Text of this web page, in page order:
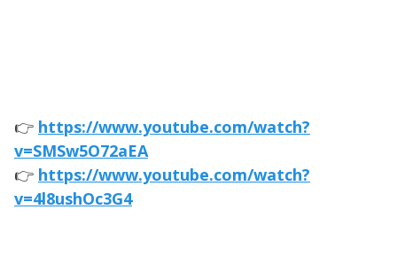
👉 https://www.youtube.com/watch?
v=SMSw5O72aEA
👉 https://www.youtube.com/watch?
v=4l8ushOc3G4